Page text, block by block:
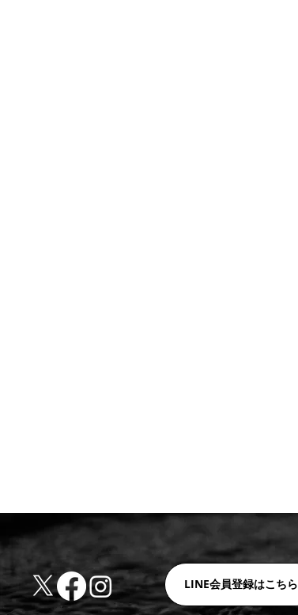
LINE会員登録はこちら